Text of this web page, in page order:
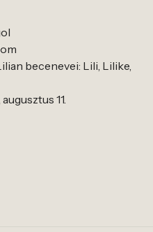
becenevei: Lili, Lilike,
11.